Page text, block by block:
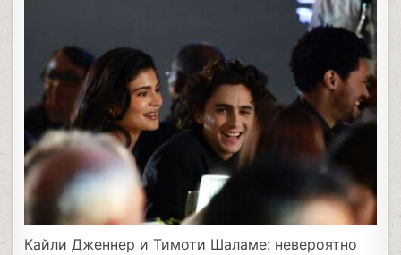
Кайли Дженнер и Тимоти Шаламе: невероятно